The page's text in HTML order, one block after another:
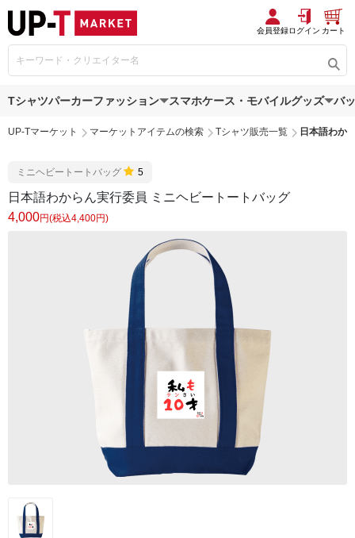
会員登録ログイン カート
Tシャツパーカーファッション スマホケース・モバイルグッズ バ
UP-Tマーケット マーケットアイテムの検索 Tシャツ販売一覧 日本語わか
ミニヘビートートバッグ 5
日本語わからん実行委員 ミニヘビートートバッグ
4,000円(税込4,400円)